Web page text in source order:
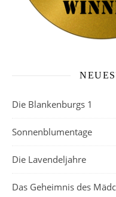
Die Blankenburgs 1
Sonnenblumentage
Die Lavendeljahre
Das Geheimnis des